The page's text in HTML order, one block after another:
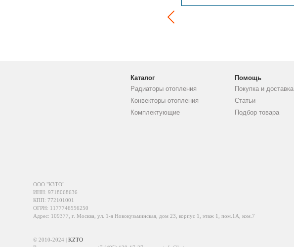
Каталог
Радиаторы отопления
Конвекторы отопления
Комплектующие
Помощь
Покупка и доставка
Статьи
Подбор товара
ООО "КЗТО"
ИНН: 9718068636
КПП: 772101001
ОГРН: 1177746556250
Адрес: 109377, г. Москва, ул. 1-я Новокузьминская, дом 23, корпус 1, этаж 1, пом.1А, ком.7
© 2010-2024 | KZTO